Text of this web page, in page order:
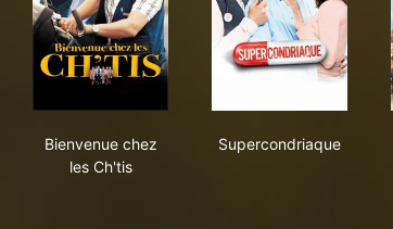
Bienvenue chez
les Ch'tis
Supercondriaque